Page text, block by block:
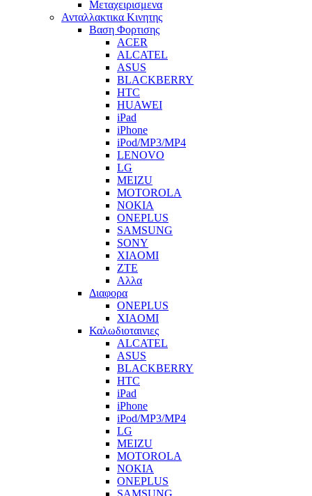
Μεταχειρισμενα
Ανταλλακτικα Κινητης
Βαση Φορτισης
ACER
ALCATEL
ASUS
BLACKBERRY
HTC
HUAWEI
iPad
iPhone
iPod/MP3/MP4
LENOVO
LG
MEIZU
MOTOROLA
NOKIA
ONEPLUS
SAMSUNG
SONY
XIAOMI
ZTE
Αλλα
Διαφορα
ONEPLUS
XIAOMI
Καλωδιοταινιες
ALCATEL
ASUS
BLACKBERRY
HTC
iPad
iPhone
iPod/MP3/MP4
LG
MEIZU
MOTOROLA
NOKIA
ONEPLUS
SAMSUNG